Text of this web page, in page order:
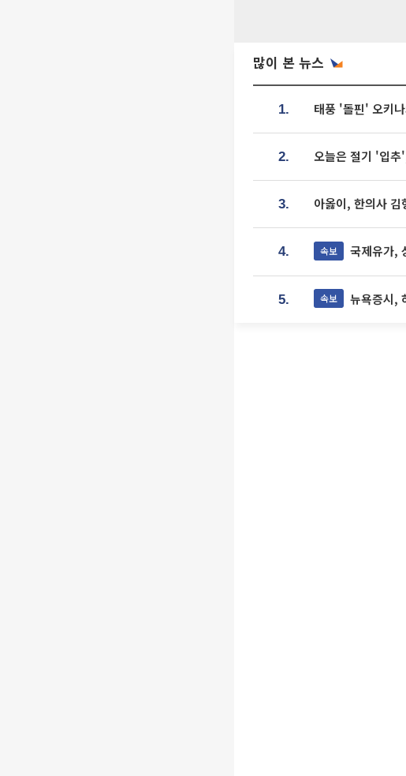
많이 본 뉴스
1. 태풍 '돌핀' 오키
2. 오늘은 절기 '입추
3. 아옳이, 한의사
4. 속보 국제유가,
5. 속보 뉴욕증시,